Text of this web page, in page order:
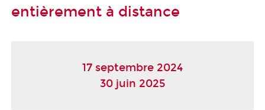
entièrement à distance
17 septembre 2024
30 juin 2025